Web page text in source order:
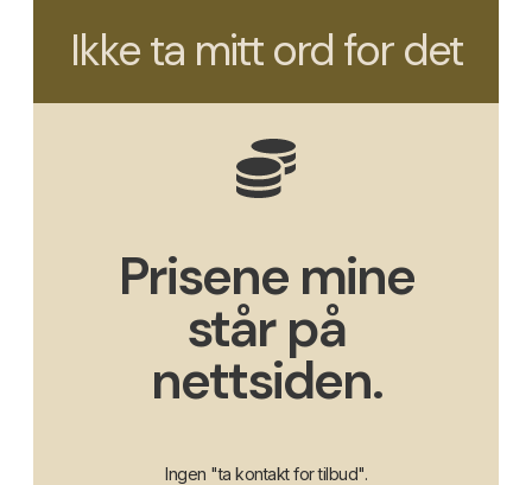
Ikke ta mitt ord for det
Prisene mine
står på
nettsiden.
Ingen "ta kontakt for tilbud".